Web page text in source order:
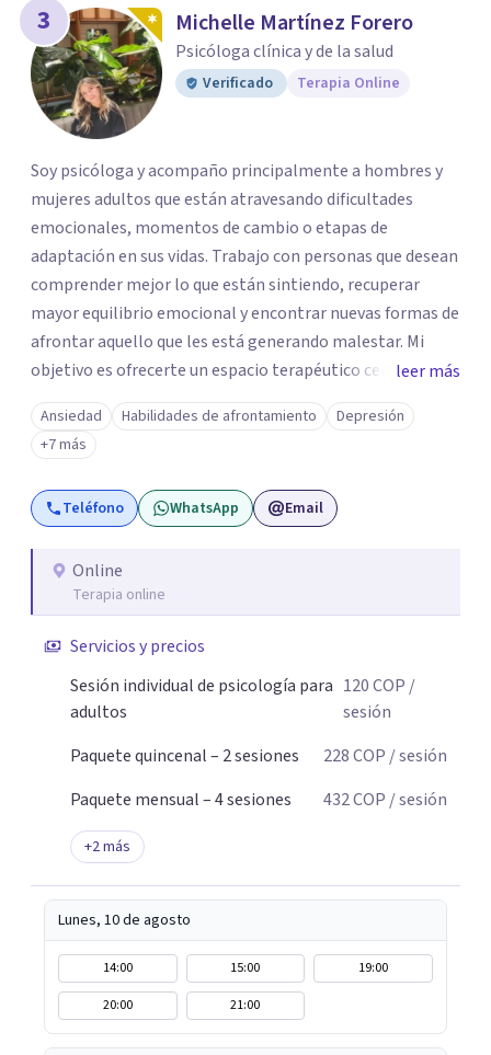
3 Michelle Martínez Forero
Psicóloga clínica y de la salud
Verificado Terapia Online
Soy psicóloga y acompaño principalmente a hombres y
mujeres adultos que están atravesando dificultades
emocionales, momentos de cambio o etapas de
adaptación en sus vidas. Trabajo con personas que desean
comprender mejor lo que están sintiendo, recuperar
mayor equilibrio emocional y encontrar nuevas formas de
afrontar aquello que les está generando malestar. Mi
objetivo es ofrecerte un espacio terapéutico cercano,
seguro y libre de juicios, en el que puedas comprender
mejor lo que estás viviendo, reconocer tus necesidades y
desarrollar herramientas que te ayuden a afrontar tu
malestar emocional con mayor claridad y bienestar.
leer más
Ansiedad Habilidades de afrontamiento
Depresión
+7 más
Teléfono WhatsApp Email
Online
Terapia online
Servicios y precios
Sesión individual de psicología para
adultos
120COP /
sesión
Paquete quincenal – 2 sesiones
228COP / sesión
Paquete mensual – 4 sesiones
432COP / sesión
+2más
Lunes, 10 de agosto
14:00 15:00
19:00
20:00
21:00